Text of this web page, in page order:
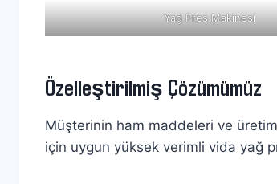
Yağ Pres Makinesi
Özelleştirilmiş Çözümümüz
Müşterinin ham maddeleri ve
için uygun yüksek verimli vida yağ